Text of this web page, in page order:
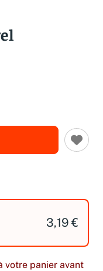
3,19 €
votre panier avant